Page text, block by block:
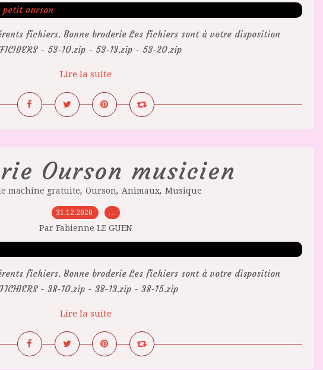
fichiers. Bonne broderie Les fichiers sont à votre disposition
- 53-10.zip - 53-13.zip - 53-20.zip
Lire la suite
Ourson musicien
machine gratuite, Ourson, Animaux, Musique
31.12.2020 …
Par Fabienne LE GUEN
fichiers. Bonne broderie Les fichiers sont à votre disposition
- 38-10.zip - 38-13.zip - 38-15.zip
Lire la suite